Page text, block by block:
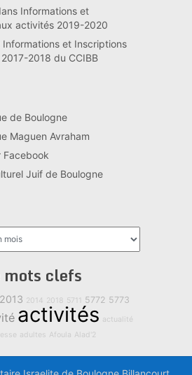
Informations et
activités 2019-2020
Informations et Inscriptions
2018 du CCIBB
de Boulogne
Maguen Avraham
Facebook
Juif de Boulogne
mots clefs
2013 2014 2018 5711 5772 5773
activités actualité
adultes Afoula Alad'2